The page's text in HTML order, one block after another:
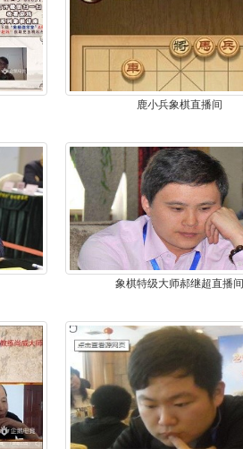
鹿小兵象棋直播间
象棋特级大师郝继超直播间